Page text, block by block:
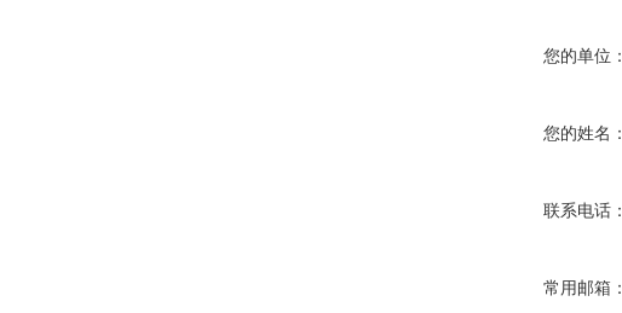
您的单位：
您的姓名：
联系电话：
常用邮箱：